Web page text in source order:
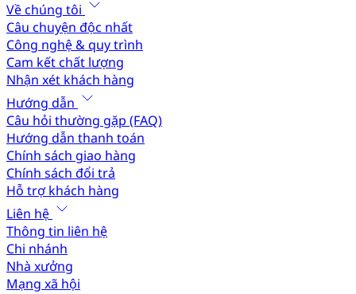
Về chúng tôi
Câu chuyện độc nhất
Công nghệ & quy trình
Cam kết chất lượng
Nhận xét khách hàng
Hướng dẫn
Câu hỏi thường gặp (FAQ)
Hướng dẫn thanh toán
Chính sách giao hàng
Chính sách đổi trả
Hỗ trợ khách hàng
Liên hệ
Thông tin liên hệ
Chi nhánh
Nhà xưởng
Mạng xã hội